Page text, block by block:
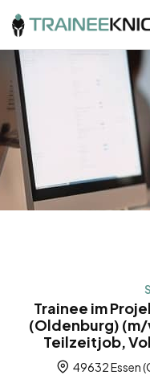
Trainee im
(Oldenburg)
Teilzeitjob,
49632 Essen